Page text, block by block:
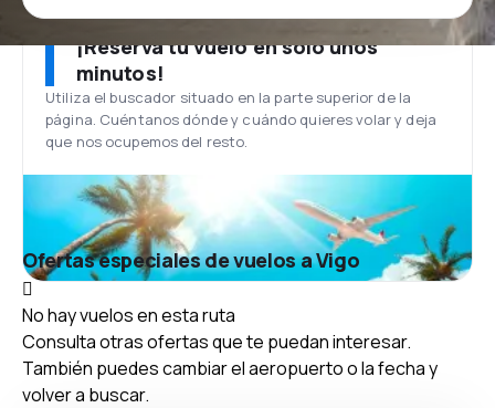
¡Reserva tu vuelo en solo unos
minutos!
Utiliza el buscador situado en la parte superior de la
página. Cuéntanos dónde y cuándo quieres volar y deja
que nos ocupemos del resto.
Ofertas especiales de vuelos a Vigo
No hay vuelos en esta ruta
Consulta otras ofertas que te puedan interesar.
También puedes cambiar el aeropuerto o la fecha y
volver a buscar.